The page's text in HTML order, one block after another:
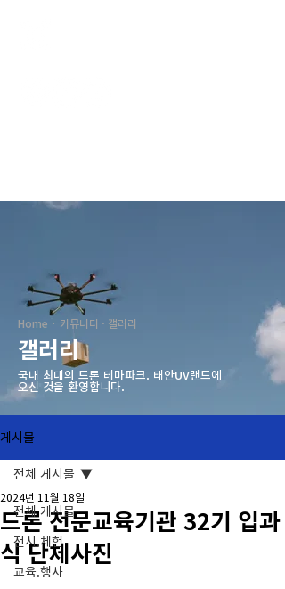
Home · 커뮤니티 · 갤러리
갤러리
국내 최대의 드론 테마파크. ​태안UV랜드에
오신 것을 환영합니다.
게시물
전체 게시물
전시.체험
교육.행사
전체 게시물
드론 전문교육기관 32기 입과
식 단체사진
2024년 11월 18일